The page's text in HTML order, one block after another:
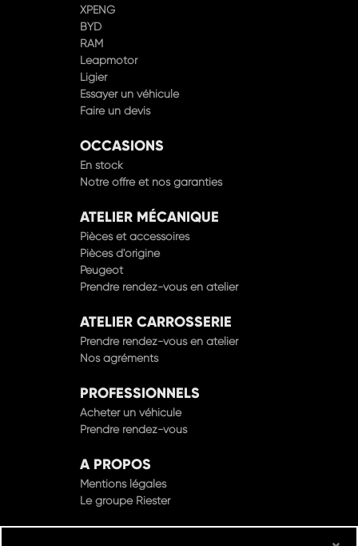
XPENG
BYD
RAM
Leapmotor
Ligier
Essayer un véhicule
Faire un devis
OCCASIONS
En stock
Notre offre et nos garanties
ATELIER MÉCANIQUE
Pièces et accessoires
Pièces d'origine
Peugeot
Prendre rendez-vous en atelier
ATELIER CARROSSERIE
Prendre rendez-vous en atelier
Nos agréments
PROFESSIONNELS
Acheter un véhicule
Prendre rendez-vous
A PROPOS
Mentions légales
Le groupe Riester